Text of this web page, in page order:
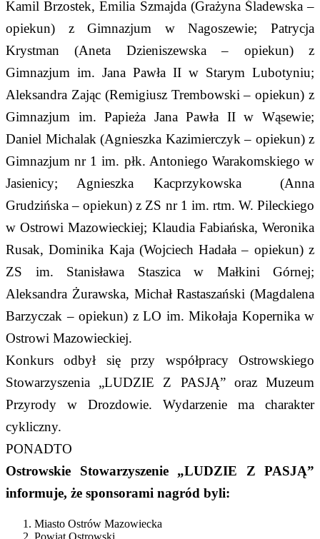
Kamil Brzostek, Emilia Szmajda (Grażyna Śladewska –
opiekun) z Gimnazjum w Nagoszewie; Patrycja
Krystman (Aneta Dzieniszewska – opiekun) z
Gimnazjum im. Jana Pawła II w Starym Lubotyniu;
Aleksandra Zając (Remigiusz Trembowski – opiekun) z
Gimnazjum im. Papieża Jana Pawła II w Wąsewie;
Daniel Michalak (Agnieszka Kazimierczyk – opiekun) z
Gimnazjum nr 1 im. płk. Antoniego Warakomskiego w
Jasienicy; Agnieszka Kacprzykowska (Anna
Grudzińska – opiekun) z ZS nr 1 im. rtm. W. Pileckiego
w Ostrowi Mazowieckiej; Klaudia Fabiańska, Weronika
Rusak, Dominika Kaja (Wojciech Hadała – opiekun) z
ZS im. Stanisława Staszica w Małkini Górnej;
Aleksandra Żurawska, Michał Rastaszański (Magdalena
Barzyczak – opiekun) z LO im. Mikołaja Kopernika w
Ostrowi Mazowieckiej.
Konkurs odbył się przy współpracy Ostrowskiego
Stowarzyszenia „LUDZIE Z PASJĄ” oraz Muzeum
Przyrody w Drozdowie. Wydarzenie ma charakter
cykliczny.
PONADTO
Ostrowskie Stowarzyszenie „LUDZIE Z PASJĄ”
informuje, że sponsorami nagród byli:
Miasto Ostrów Mazowiecka